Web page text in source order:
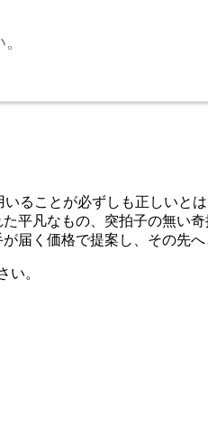
ることが必ずしも正しい
平凡なもの、突拍子の無
届く価格で提案し、その先
い。